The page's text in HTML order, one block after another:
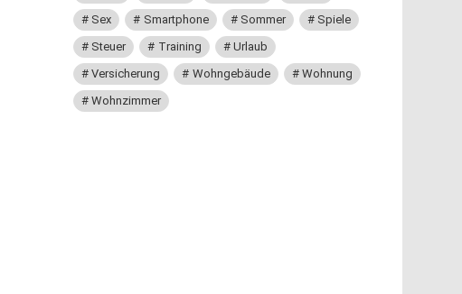
Sex
Smartphone Sommer
Spiele
Steuer
Training
Urlaub
Versicherung
Wohngebäude
Wohnung
Wohnzimmer